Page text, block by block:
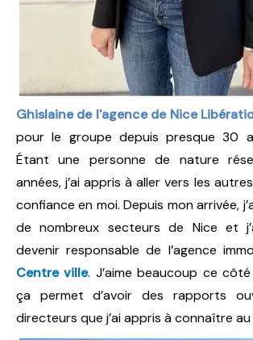
Ghislaine de l'agence de Nice
pour le groupe depuis presque 30
Étant une personne de nature
années, j’ai appris à aller vers les
confiance en moi. Depuis mon arrivée,
de nombreux secteurs de Nice et
devenir responsable de l’agence
Centre ville. J’aime beaucoup ce
ça permet d’avoir des rapports
directeurs que j’ai appris à connaître